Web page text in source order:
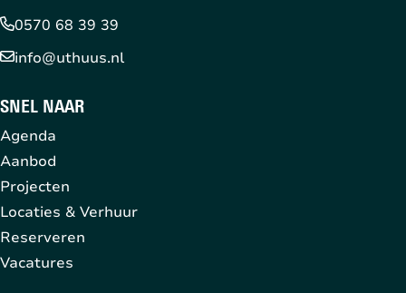
0570 68 39 39
info@uthuus.nl
SNEL NAAR
Agenda
Aanbod
Projecten
Locaties & Verhuur
Reserveren
Vacatures